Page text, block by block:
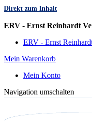
Direkt zum Inhalt
ERV - Ernst Reinhardt
ERV - Ernst
Mein Warenkorb
Mein Konto
Navigation umschalten